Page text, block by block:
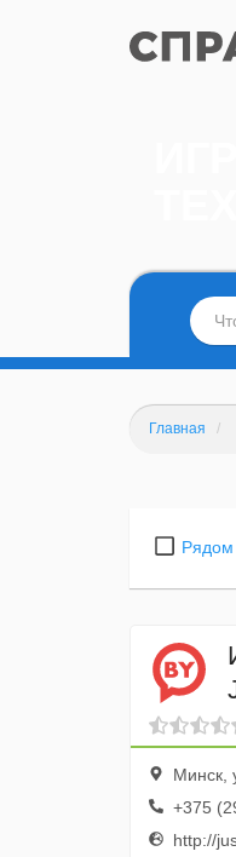
Главная
Минск,
+375
http://